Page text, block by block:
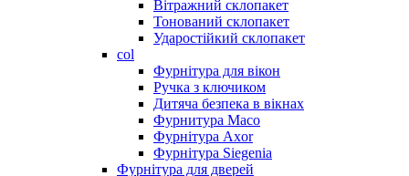
Вітражний склопакет
Тонований склопакет
Ударостійкий склопакет
col
Фурнітура для вікон
Ручка з ключиком
Дитяча безпека в вікнах
Фурнитура Maco
Фурнітура Axor
Фурнітура Siegenia
Фурнітура для дверей